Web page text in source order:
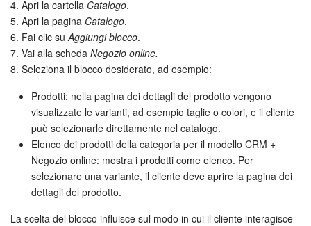
4. Apri la cartella Catalogo.
5. Apri la pagina Catalogo.
6. Fai clic su Aggiungi blocco.
7. Vai alla scheda Negozio online.
8. Seleziona il blocco desiderato, ad esempio:
Prodotti: nella pagina dei dettagli del prodotto vengono
visualizzate le varianti, ad esempio taglie o colori, e il cliente
può selezionarle direttamente nel catalogo.
Elenco dei prodotti della categoria per il modello CRM +
Negozio online: mostra i prodotti come elenco. Per
selezionare una variante, il cliente deve aprire la pagina dei
dettagli del prodotto.
La scelta del blocco influisce sul modo in cui il cliente interagisce